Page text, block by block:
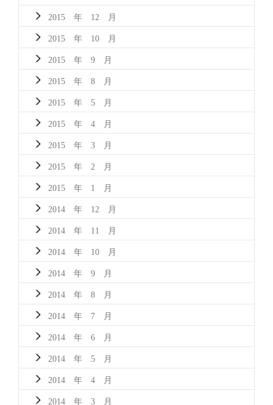
2015 年 12 月
2015 年 10 月
2015 年 9 月
2015 年 8 月
2015 年 5 月
2015 年 4 月
2015 年 3 月
2015 年 2 月
2015 年 1 月
2014 年 12 月
2014 年 11 月
2014 年 10 月
2014 年 9 月
2014 年 8 月
2014 年 7 月
2014 年 6 月
2014 年 5 月
2014 年 4 月
2014 年 3 月